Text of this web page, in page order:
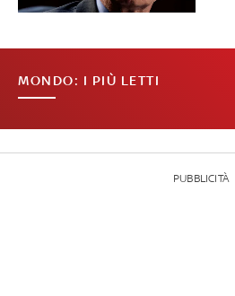
MONDO: I PIÙ LETTI
PUBBLICITÀ